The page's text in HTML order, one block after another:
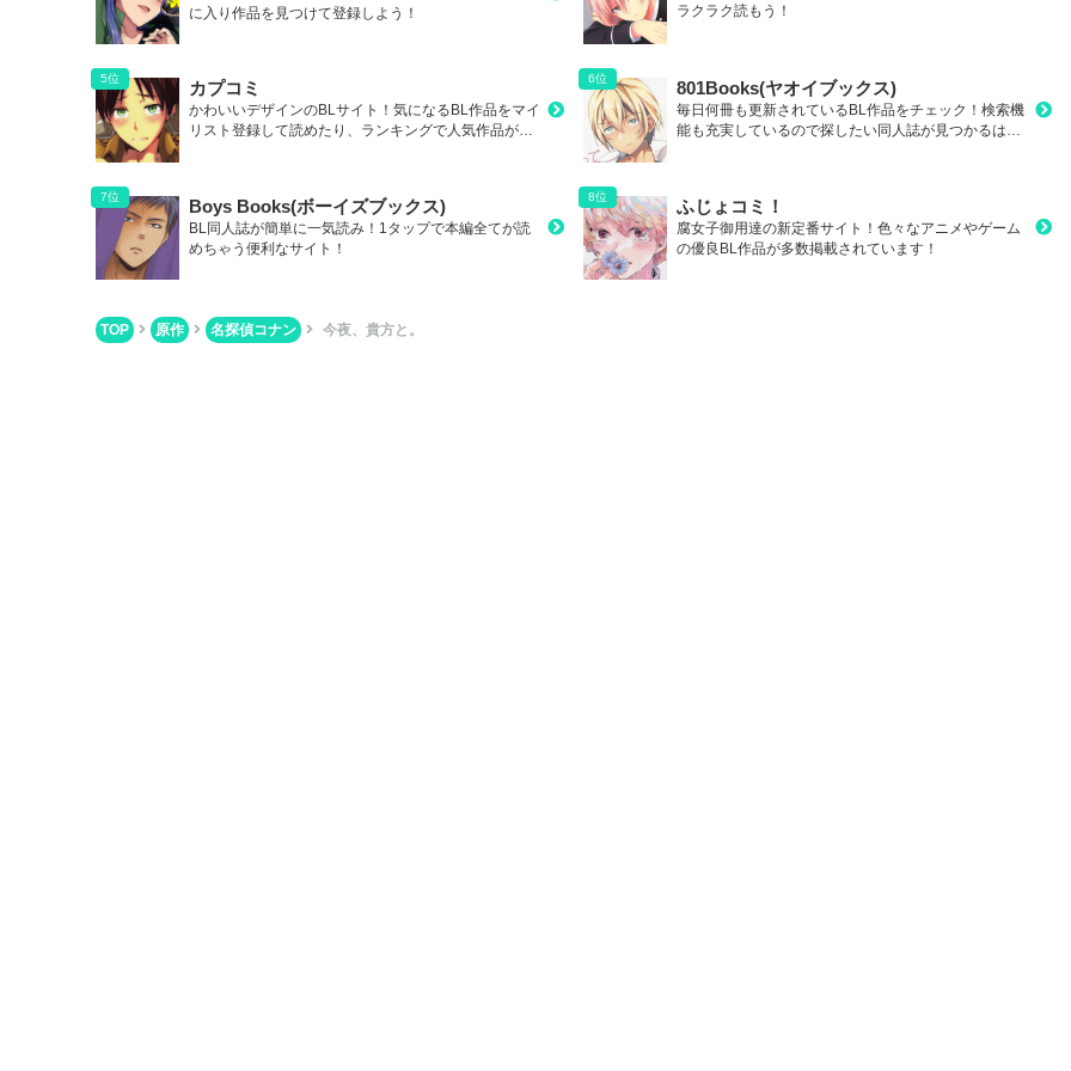
に入り作品を見つけて登録しよう！
ラクラク読もう！
カプコミ
かわいいデザインのBLサイト！気になるBL作品をマイ
リスト登録して読めたり、ランキングで人気作品が丸
801Books(ヤオイブックス)
毎日何冊も更新されているBL作品をチェック！検索機
能も充実しているので探したい同人誌が見つかるは
Boys Books(ボーイズブックス)
BL同人誌が簡単に一気読み！1タップで本編全てが読
めちゃう便利なサイト！
ふじょコミ！
腐女子御用達の新定番サイト！色々なアニメやゲーム
の優良BL作品が多数掲載されています！
TOP 原作 名探偵コナン 今夜、貴方と。